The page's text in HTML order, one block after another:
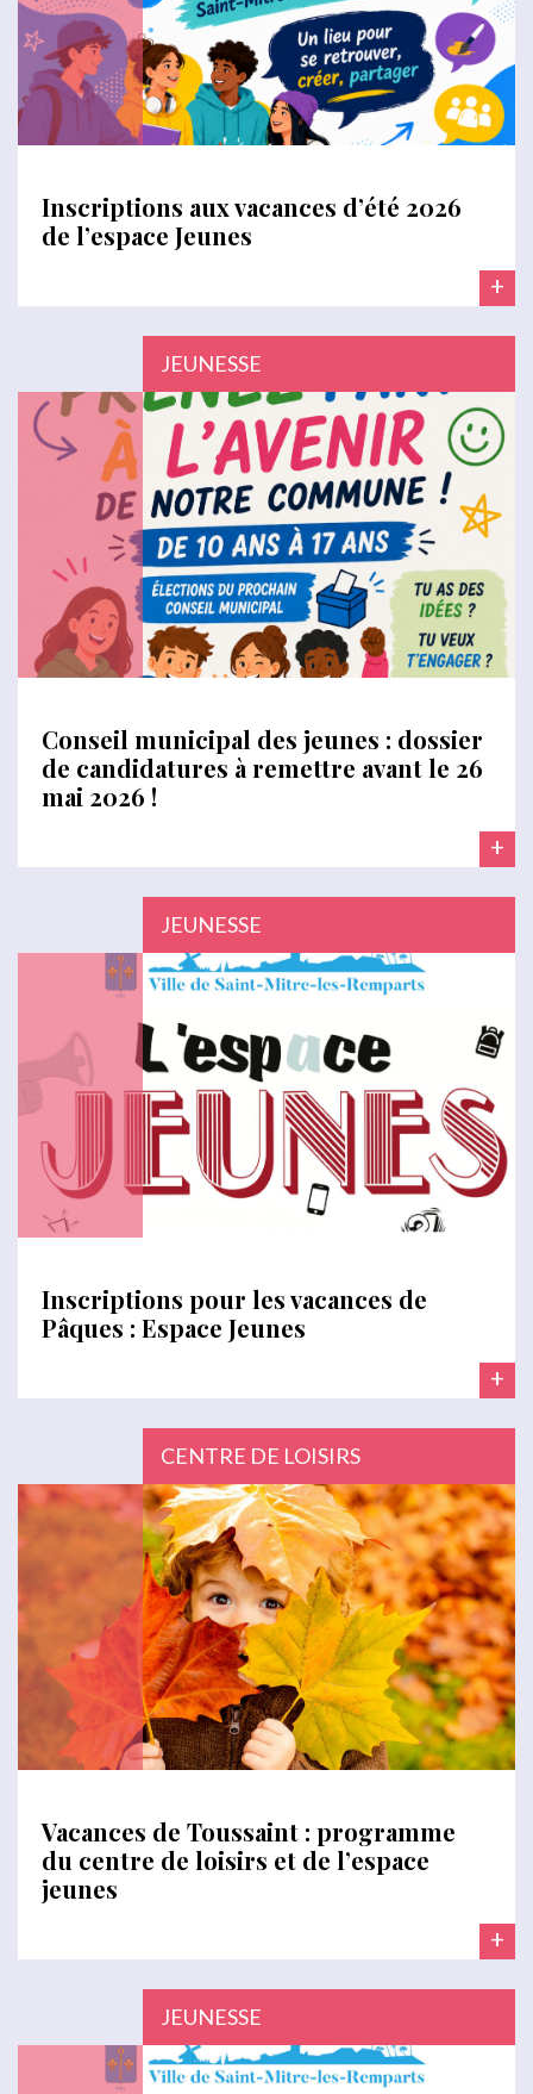
Inscriptions aux vacances d’été 2026
de l’espace Jeunes
+
JEUNESSE
Conseil municipal des jeunes : dossier
de candidatures à remettre avant le 26
mai 2026 !
+
JEUNESSE
Inscriptions pour les vacances de
Pâques : Espace Jeunes
+
CENTRE DE LOISIRS
Vacances de Toussaint : programme
du centre de loisirs et de l’espace
jeunes
+
JEUNESSE